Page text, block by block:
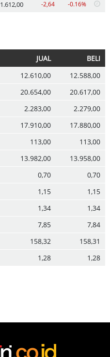
1.612,00 -2,64 -0.16%
JUAL
BELI
12.610,00
12.588,00
20.654,00
20.617,00
2.283,00
2.279,00
17.910,00
17.880,00
113,00
113,00
13.982,00
13.958,00
0,70
0,70
1,15
1,15
1,34
1,34
7,85
7,84
158,32
158,31
1,28 1,28